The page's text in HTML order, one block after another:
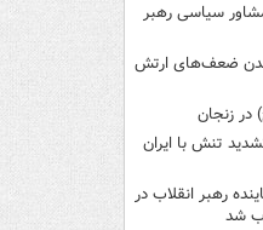
سیاسی رهبر
ضعف‌های ارتش
در زنجان
تنش با ایران
رهبر انقلاب در
شد